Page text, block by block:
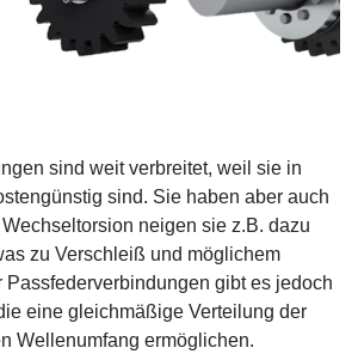
sind weit verbreitet, weil sie in
sind. Sie haben aber auch
neigen sie z.B. dazu
zu Verschleiß und möglichem
Passfederverbindungen gibt es jedoch
eine gleichmäßige Verteilung der
Wellenumfang ermöglichen.